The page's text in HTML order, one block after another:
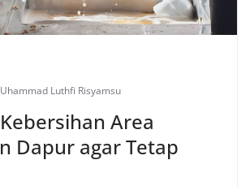
Luthfi Risyamsu
Area
Dapur agar Tetap